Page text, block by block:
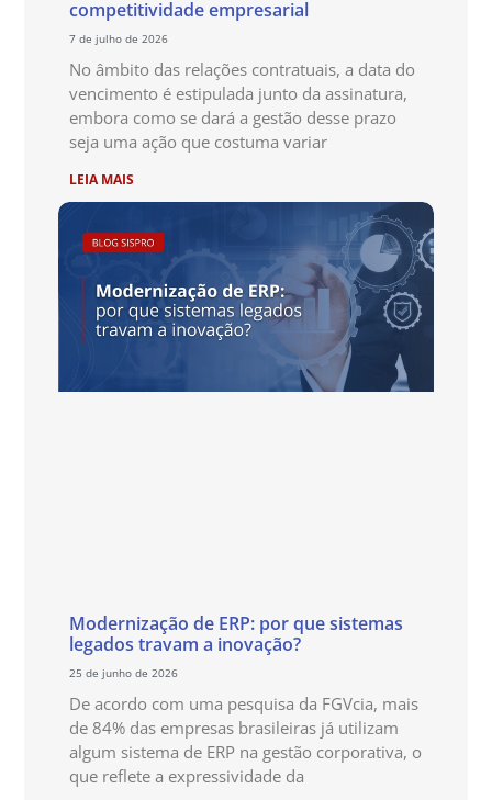
competitividade empresarial
7 de julho de 2026
No âmbito das relações contratuais, a data do
vencimento é estipulada junto da assinatura,
embora como se dará a gestão desse prazo
seja uma ação que costuma variar
LEIA MAIS
Modernização de ERP: por que sistemas
legados travam a inovação?
25 de junho de 2026
De acordo com uma pesquisa da FGVcia, mais
de 84% das empresas brasileiras já utilizam
algum sistema de ERP na gestão corporativa, o
que reflete a expressividade da